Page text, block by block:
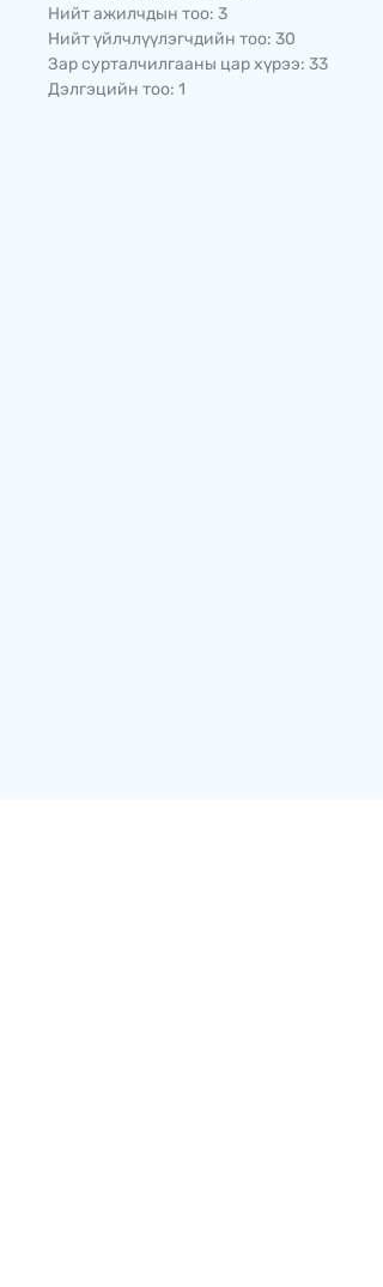
Нийт ажилчдын тоо: 3
Нийт үйлчлүүлэгчдийн тоо: 30
Зар сурталчилгааны цар хүрээ: 33
Дэлгэцийн тоо: 1